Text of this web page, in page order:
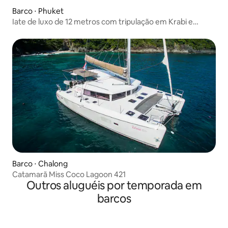
Barco ⋅ Phuket
Iate de luxo de 12 metros com tripulação em Krabi e
Barco ⋅ Chalong
Catamarã Miss Coco Lagoon 421
Outros aluguéis por temporada em
barcos